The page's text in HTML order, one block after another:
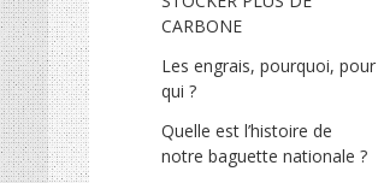
CARBONE
Les engrais, pourquoi, pour
qui ?
Quelle est l’histoire de
notre baguette nationale ?